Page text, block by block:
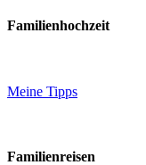
Familienhochzeit
Meine Tipps
Familienreisen